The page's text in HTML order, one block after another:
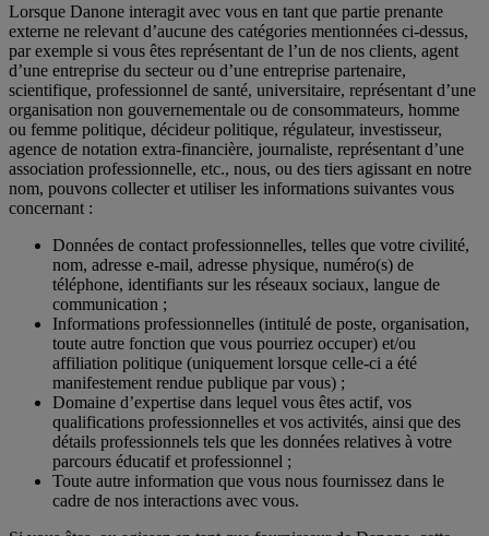
Lorsque Danone interagit avec vous en tant que partie prenante
externe ne relevant d’aucune des catégories mentionnées ci-dessus,
par exemple si vous êtes représentant de l’un de nos clients, agent
d’une entreprise du secteur ou d’une entreprise partenaire,
scientifique, professionnel de santé, universitaire, représentant d’une
organisation non gouvernementale ou de consommateurs, homme
ou femme politique, décideur politique, régulateur, investisseur,
agence de notation extra-financière, journaliste, représentant d’une
association professionnelle, etc., nous, ou des tiers agissant en notre
nom, pouvons collecter et utiliser les informations suivantes vous
concernant :
Données de contact professionnelles, telles que votre civilité,
nom, adresse e-mail, adresse physique, numéro(s) de
téléphone, identifiants sur les réseaux sociaux, langue de
communication ;
Informations professionnelles (intitulé de poste, organisation,
toute autre fonction que vous pourriez occuper) et/ou
affiliation politique (uniquement lorsque celle-ci a été
manifestement rendue publique par vous) ;
Domaine d’expertise dans lequel vous êtes actif, vos
qualifications professionnelles et vos activités, ainsi que des
détails professionnels tels que les données relatives à votre
parcours éducatif et professionnel ;
Toute autre information que vous nous fournissez dans le
cadre de nos interactions avec vous.